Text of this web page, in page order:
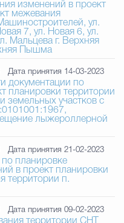
изменений в проект
межевания
ул.
7, ул. Новая 6, ул.
Мальцева г. Верхняя
Пышма
Дата принятия 14-03-2023
документации по
планировки территории
земельных участков с
лыжероллерной
Дата принятия 21-02-2023
планировке
территории п.
Дата принятия 09-02-2023
территории СНТ